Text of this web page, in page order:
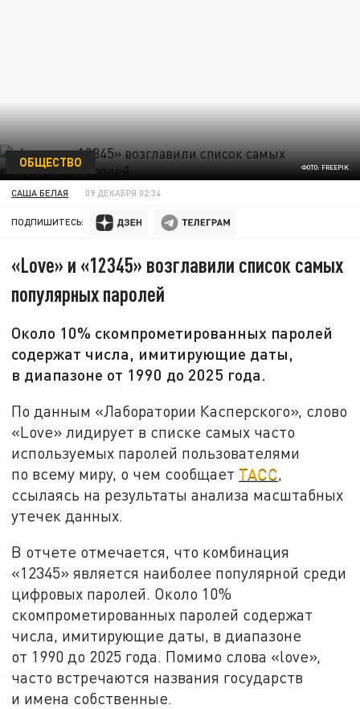
ФОТО: FREEPIK
ОБЩЕСТВО
САША БЕЛАЯ 09 ДЕКАБРЯ 02:34
ПОДПИШИТЕСЬ:
«Love» и «12345» возглавили список самых
популярных паролей
Около 10% скомпрометированных паролей
содержат числа, имитирующие даты,
в диапазоне от 1990 до 2025 года.
По данным «Лаборатории Касперского», слово
«Love» лидирует в списке самых часто
используемых паролей пользователями
по всему миру, о чем сообщает ТАСС,
ссылаясь на результаты анализа масштабных
утечек данных.
В отчете отмечается, что комбинация
«12345» является наиболее популярной среди
цифровых паролей. Около 10%
скомпрометированных паролей содержат
числа, имитирующие даты, в диапазоне
от 1990 до 2025 года. Помимо слова «love»,
часто встречаются названия государств
и имена собственные.